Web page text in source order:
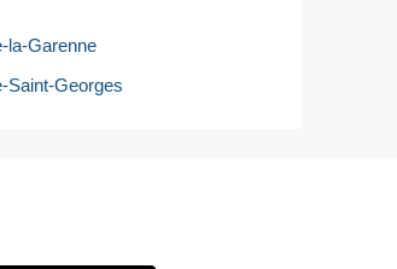
la-Garenne
Saint-Georges